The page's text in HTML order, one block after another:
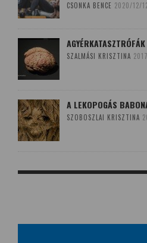
CSONKA BENCE 2020/12/
SZALMÁSI KRISZTINA
A LEKOPOGÁS
SZOBOSZLAI KRISZTINA